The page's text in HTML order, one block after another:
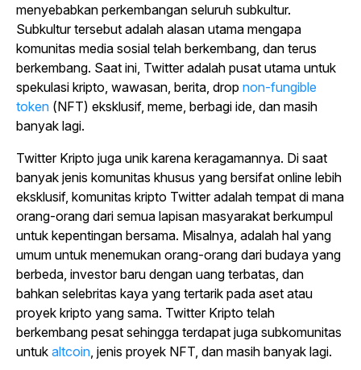
menyebabkan perkembangan seluruh subkultur.
Subkultur tersebut adalah alasan utama mengapa
komunitas media sosial telah berkembang, dan terus
berkembang. Saat ini, Twitter adalah pusat utama untuk
spekulasi kripto, wawasan, berita, drop non-fungible
token (NFT) eksklusif, meme, berbagi ide, dan masih
banyak lagi.
Twitter Kripto juga unik karena keragamannya. Di saat
banyak jenis komunitas khusus yang bersifat online lebih
eksklusif, komunitas kripto Twitter adalah tempat di mana
orang-orang dari semua lapisan masyarakat berkumpul
untuk kepentingan bersama. Misalnya, adalah hal yang
umum untuk menemukan orang-orang dari budaya yang
berbeda, investor baru dengan uang terbatas, dan
bahkan selebritas kaya yang tertarik pada aset atau
proyek kripto yang sama. Twitter Kripto telah
berkembang pesat sehingga terdapat juga subkomunitas
untuk altcoin, jenis proyek NFT, dan masih banyak lagi.